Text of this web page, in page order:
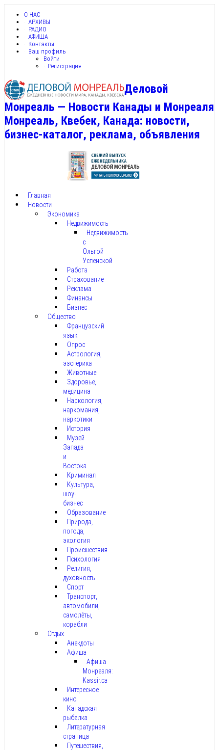
О НАС
АРХИВЫ
РАДИО
АФИША
Контакты
Ваш профиль
Войти
Регистрация
Деловой
Монреаль — Новости Канады и Монреаля
Монреаль, Квебек, Канада: новости,
бизнес-каталог, реклама, объявления
Главная
Новости
Экономика
Недвижимость
Недвижимость
с
Ольгой
Успенской
Работа
Страхование
Реклама
Финансы
Бизнес
Общество
Французский
язык
Опрос
Астрология,
эзотерика
Животные
Здоровье,
медицина
Наркология,
наркомания,
наркотики
История
Музей
Запада
и
Востока
Криминал
Культура,
шоу-
бизнес
Образование
Природа,
погода,
экология
Происшествия
Психология
Религия,
духовность
Спорт
Транспорт,
автомобили,
самолёты,
корабли
Отдых
Анекдоты
Афиша
Афиша
Монреаля:
Kassir.ca
Интересное
кино
Канадская
рыбалка
Литературная
страница
Путешествия,